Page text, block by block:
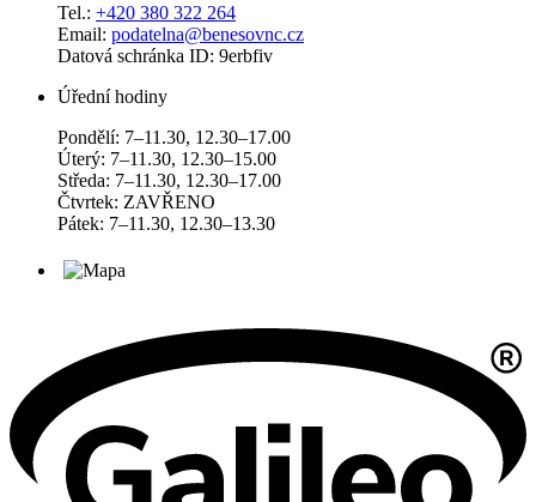
Tel.: +420 380 322 264
Email: podatelna@benesovnc.cz
Datová schránka ID: 9erbfiv
Úřední hodiny
Pondělí: 7–11.30, 12.30–17.00
Úterý: 7–11.30, 12.30–15.00
Středa: 7–11.30, 12.30–17.00
Čtvrtek: ZAVŘENO
Pátek: 7–11.30, 12.30–13.30